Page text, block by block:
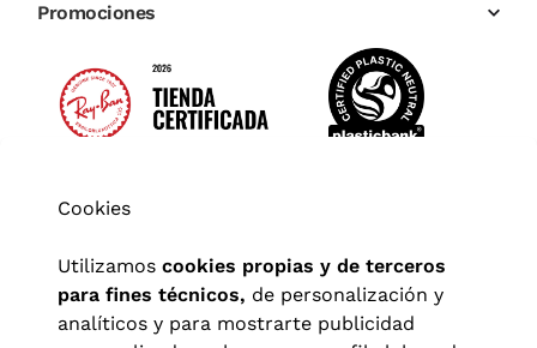
Promociones
Cookies
Utilizamos cookies propias y de terceros
para fines técnicos, de personalización y
analíticos y para mostrarte publicidad